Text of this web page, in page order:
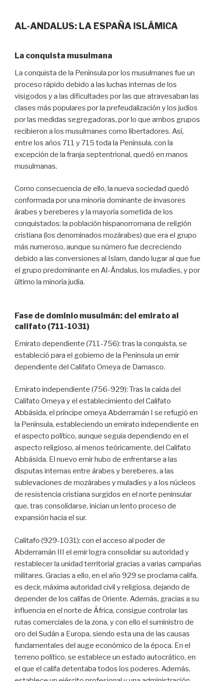
AL-ANDALUS: LA ESPAÑA ISLÁMICA
La conquista musulmana
La conquista de la Península por los musulmanes fue un
proceso rápido debido a las luchas internas de los
visigodos y a las dificultades por las que atravesaban las
clases más populares por la prefeudalización y los judíos
por las medidas segregadoras, por lo que ambos grupos
recibieron a los musulmanes como libertadores. Así,
entre los años 711 y 715 toda la Península, con la
excepción de la franja septentrional, quedó en manos
musulmanas.
Como consecuencia de ello, la nueva sociedad quedó
conformada por una minoría dominante de invasores
árabes y bereberes y la mayoría sometida de los
conquistados: la población hispanorromana de religión
cristiana (los denominados mozárabes) que era el grupo
más numeroso, aunque su número fue decreciendo
debido a las conversiones al Islam, dando lugar al que fue
el grupo predominante en Al-Ándalus, los muladíes, y por
último la minoría judía.
Fase de dominio musulmán: del emirato al
califato (711-1031)
Emirato dependiente (711-756): tras la conquista, se
estableció para el gobierno de la Península un emir
dependiente del Califato Omeya de Damasco.
Emirato independiente (756-929): Tras la caída del
Califato Omeya y el establecimiento del Califato
Abbásida, el príncipe omeya Abderramán I se refugió en
la Península, estableciendo un emirato independiente en
el aspecto político, aunque seguía dependiendo en el
aspecto religioso, al menos teóricamente, del Califato
Abbásida. El nuevo emir hubo de enfrentarse a las
disputas internas entre árabes y bereberes, a las
sublevaciones de mozárabes y muladíes y a los núcleos
de resistencia cristiana surgidos en el norte peninsular
que, tras consolidarse, inician un lento proceso de
expansión hacia el sur.
Calitafo (929-1031): con el acceso al poder de
Abderramán III el emir logra consolidar su autoridad y
restablecer la unidad territorial gracias a varias campañas
militares. Gracias a ello, en el año 929 se proclama califa,
es decir, máxima autoridad civil y religiosa, dejando de
depender de los califas de Oriente. Además, gracias a su
influencia en el norte de África, consigue controlar las
rutas comerciales de la zona, y con ello el suministro de
oro del Sudán a Europa, siendo esta una de las causas
fundamentales del auge económico de la época. En el
terreno político, se establece un estado autocrático, en
el que el califa detentaba todos los poderes. Además,